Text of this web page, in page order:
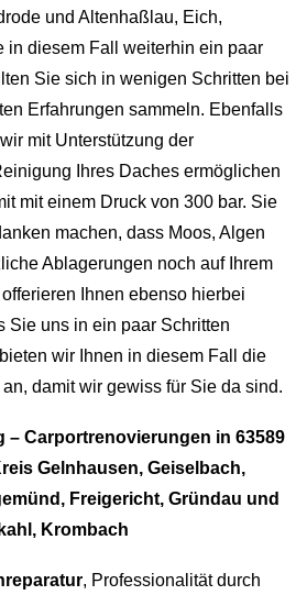
und Altenhaßlau, Eich,
in diesem Fall weiterhin ein paar
Sie sich in wenigen Schritten bei
Erfahrungen sammeln. Ebenfalls
mit Unterstützung der
Ihres Daches ermöglichen
mit einem Druck von 300 bar. Sie
machen, dass Moos, Algen
Ablagerungen noch auf Ihrem
Ihnen ebenso hierbei
Sie uns in ein paar Schritten
wir Ihnen in diesem Fall die
damit wir gewiss für Sie da sind.
– Carportrenovierungen in 63589
Gelnhausen, Geiselbach,
Freigericht, Gründau und
Krombach
, Professionalität durch